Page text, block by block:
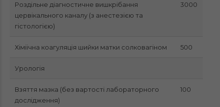
Роздільне діагностичне вишкрібання
цервікального каналу (з анестезією та
гістологією)
3000
Хіміічна коагуляція шийки матки солковагіном 500
Урологія
Взяття мазка (без вартості лабораторного
дослідження)
100